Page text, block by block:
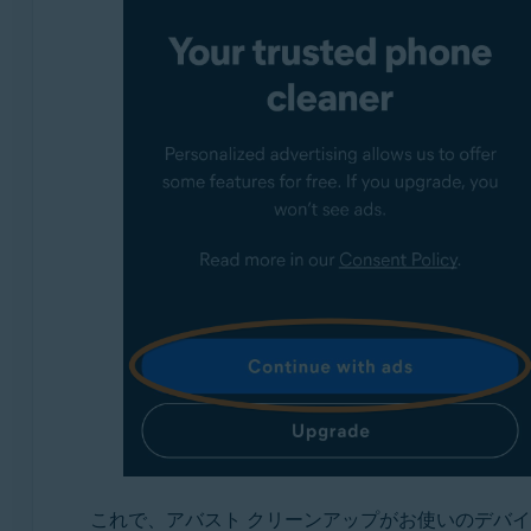
これで、アバスト クリーンアップがお使いのデバ